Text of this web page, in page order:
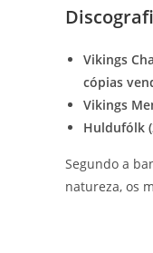
Vikings
cópias
Vikings
Huldufólk
Segundo a
natureza, os